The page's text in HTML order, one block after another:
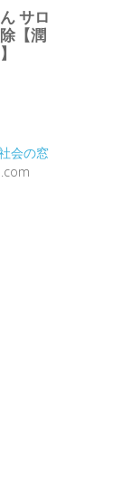
会の窓